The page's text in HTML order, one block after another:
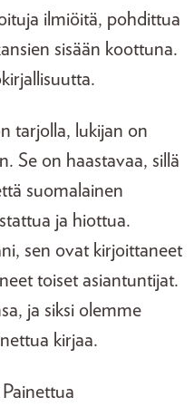
ilmiöitä, pohdittua
sisään koottuna.
tarjolla, lukijan on
Se on haastavaa, sillä
suomalainen
ja hiottua.
sen ovat kirjoittaneet
toiset asiantuntijat.
ja siksi olemme
kirjaa.